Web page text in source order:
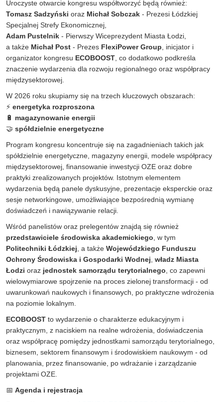
Uroczyste otwarcie kongresu współtworzyć będą również:
Tomasz Sadzyński oraz Michał Sobczak - Prezesi Łódzkiej
Specjalnej Strefy Ekonomicznej,
Adam Pustelnik - Pierwszy Wiceprezydent Miasta Łodzi,
a także Michał Post - Prezes FlexiPower Group, inicjator i
organizator kongresu ECOBOOST, co dodatkowo podkreśla
znaczenie wydarzenia dla rozwoju regionalnego oraz współpracy
międzysektorowej.
W 2026 roku skupiamy się na trzech kluczowych obszarach:
⚡ energetyka rozproszona
🔋 magazynowanie energii
🤝 spółdzielnie energetyczne
Program kongresu koncentruje się na zagadnieniach takich jak
spółdzielnie energetyczne, magazyny energii, modele współpracy
międzysektorowej, finansowanie inwestycji OZE oraz dobre
praktyki zrealizowanych projektów. Istotnym elementem
wydarzenia będą panele dyskusyjne, prezentacje eksperckie oraz
sesje networkingowe, umożliwiające bezpośrednią wymianę
doświadczeń i nawiązywanie relacji.
Wśród panelistów oraz prelegentów znajdą się również
przedstawiciele środowiska akademickiego, w tym
Politechniki Łódzkiej, a także Wojewódzkiego Funduszu
Ochrony Środowiska i Gospodarki Wodnej, władz Miasta
Łodzi oraz jednostek samorządu terytorialnego, co zapewni
wielowymiarowe spojrzenie na proces zielonej transformacji - od
uwarunkowań naukowych i finansowych, po praktyczne wdrożenia
na poziomie lokalnym.
ECOBOOST to wydarzenie o charakterze edukacyjnym i
praktycznym, z naciskiem na realne wdrożenia, doświadczenia
oraz współpracę pomiędzy jednostkami samorządu terytorialnego,
biznesem, sektorem finansowym i środowiskiem naukowym - od
planowania, przez finansowanie, po wdrażanie i zarządzanie
projektami OZE.
📅 Agenda i rejestracja